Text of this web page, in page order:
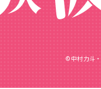
©中村力斗